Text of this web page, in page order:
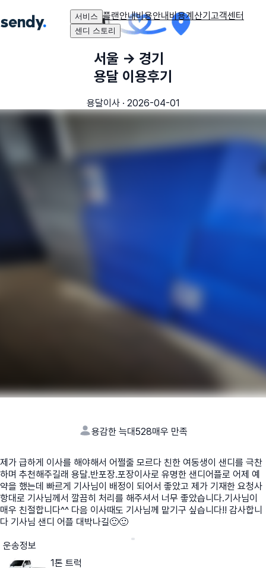
서비스 플랜안내비용안내비용계산기고객센터
센디 스토리
서울 → 경기
용달 이용후기
용달이사· 2026-04-01
용감한 늑대528매우 만족
제가 급하게 이사를 해야해서 어쩔줄 모르다 친한 여동생이 샌디를 극찬
하며 추천해주길래 용달.반포장.포장이사로 유명한 샌디어플로 어제 예
약을 했는데 빠르게 기사님이 배정이 되어서 좋았고 제가 기재한 요청사
항대로 기사님께서 깔끔히 처리를 해주셔서 너무 좋았습니다.기사님이
매우 친절합니다^^ 다음 이사때도 기사님께 맡기구 싶습니다!! 감사합니
다 기사님 샌디 어플 대박나길🙂🙂
운송정보
1톤 트럭